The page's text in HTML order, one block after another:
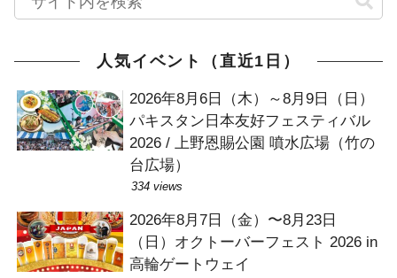
人気イベント（直近1日）
2026年8月6日（木）～8月9日（日）
パキスタン日本友好フェスティバル
2026 / 上野恩賜公園 噴水広場（竹の
台広場）
334 views
2026年8月7日（金）〜8月23日
（日）オクトーバーフェスト 2026 in
高輪ゲートウェイ